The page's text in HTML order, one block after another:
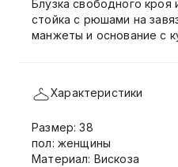
Блузка свободного кроя
стойка с рюшами на
манжеты и основание с
Характеристики
Размер: 38
пол: женщины
Материал: Вискоза